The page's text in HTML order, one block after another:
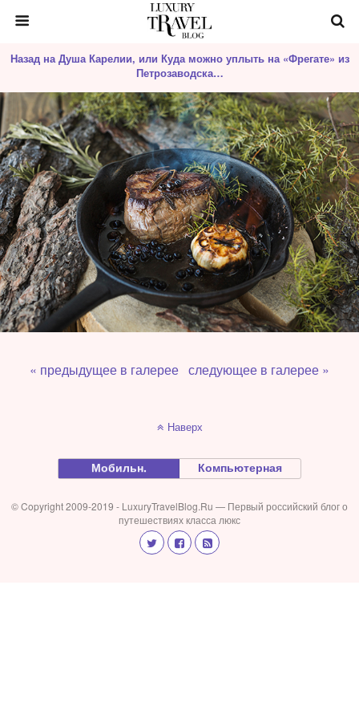
Назад на Душа Карелии, или Куда можно уплыть на «Фрегате» из
Петрозаводска…
« предыдущее в галерее следующее в галерее »
Наверх
Мобильн. Компьютерная
© Copyright 2009-2019 - LuxuryTravelBlog.Ru — Первый российский блог о
путешествиях класса люкс